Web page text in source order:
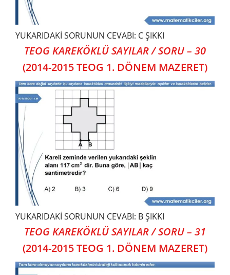
YUKARIDAKİ SORUNUN CEVABI: C ŞIKKI
TEOG KAREKÖKLÜ SAYILAR / SORU – 30
(2014-2015 TEOG 1. DÖNEM MAZERET)
YUKARIDAKİ SORUNUN CEVABI: B ŞIKKI
TEOG KAREKÖKLÜ SAYILAR / SORU – 31
(2014-2015 TEOG 1. DÖNEM MAZERET)